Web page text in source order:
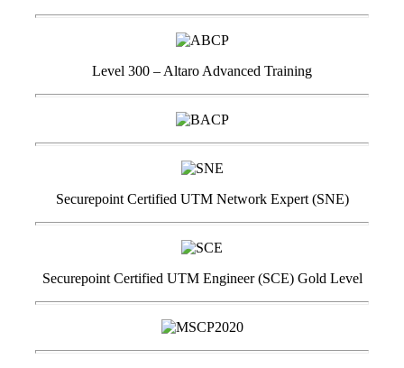
Level 300 – Altaro Advanced Training
Securepoint Certified UTM Network Expert (SNE)
Securepoint Certified UTM Engineer (SCE) Gold Level